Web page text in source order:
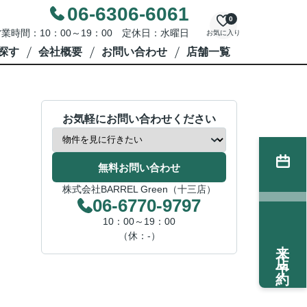
06-6306-6061
時間：10：00～19：00 定休日：水曜日 お気に入り
0
す 会社概要 お問い合わせ 店舗一覧
お気軽にお問い合わせください
無料お問い合わせ
株式会社BARREL Green（十三店）
06-6770-9797
10：00～19：00
（休：-）
来店予約